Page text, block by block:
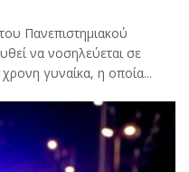
Πανεπιστημιακού
να νοσηλεύεται σε
γυναίκα, η οποία...